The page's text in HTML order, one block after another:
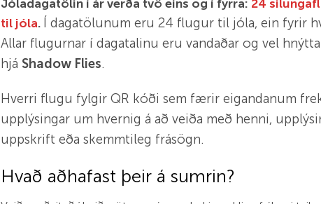
Jóladagatölin í ár verða tvö eins og í fyrra: 24
til jóla.
Í dagatölunum eru 24 flugur til jóla, ein fyrir
Allar flugurnar í dagatalinu eru vandaðar og vel
hjá Shadow Flies.
Hverri flugu fylgir QR kóði sem færir eigandanum
upplýsingar um hvernig á að veiða með henni,
uppskrift eða skemmtileg frásögn.
Hvað aðhafast þeir á sumrin?